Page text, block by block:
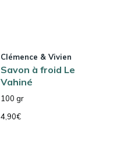
Clémence & Vivien
Savon à froid Le
Vahiné
100 gr
4,90€